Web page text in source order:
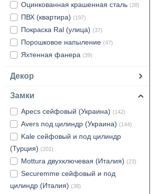
Оцинкованная крашенная сталь (28)
ПВХ (квартира) (197)
Покраска Ral (улица) (37)
Порошковое напыление (47)
Яхтенная фанера (39)
Декор
Замки
Apecs сейфовый (Украина) (142)
Avers под цилиндр (Украина) (144)
Kale сейфовый и под цилиндр
(Турция) (201)
Mottura двухключевая (Италия) (23)
Securemme сейфовый и под
цилиндр (Италия) (38)